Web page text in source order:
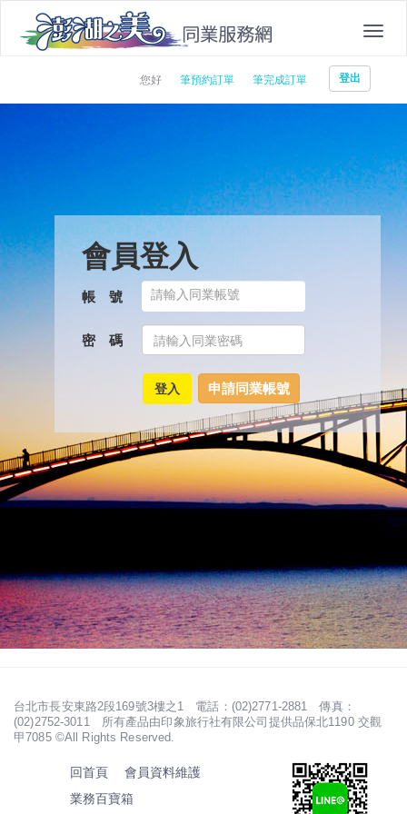
您好 筆預約訂單 筆完成訂單 登出
會員登入
帳 號
密 碼
台北市長安東路2段169號3樓之1 電話：(02)2771-2881 傳真：
(02)2752-3011 所有產品由印象旅行社有限公司提供品保北1190 交觀
甲7085 ©All Rights Reserved.
回首頁
會員資料維護
業務百寶箱